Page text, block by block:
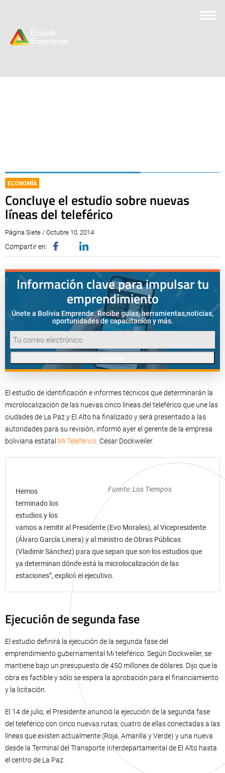
ECONOMÍA
Concluye el estudio sobre nuevas
líneas del teleférico
Página Siete / Octubre 10, 2014
Compartir en:
Información clave para impulsar tu
emprendimiento
Únete a Bolivia Emprende. Recibe guías, herramientas,noticias,
oportunidades de capacitación y más.
El estudio de identificación e informes técnicos que determinarán la
microlocalización de las nuevas cinco líneas del teleférico que une las
ciudades de La Paz y El Alto ha finalizado y será presentado a las
autoridades para su revisión, informó ayer el gerente de la empresa
boliviana estatal Mi Teleférico, César Dockweiler.
Fuente: Los Tiempos
Hemos
terminado los
estudios y los
vamos a remitir al Presidente (Evo Morales), al Vicepresidente
(Álvaro García Linera) y al ministro de Obras Públicas
(Vladimir Sánchez) para que sepan que son los estudios que
ya determinan dónde está la microlocalización de las
estaciones”, explicó el ejecutivo.
Ejecución de segunda fase
El estudio definirá la ejecución de la segunda fase del
emprendimiento gubernamental Mi teleférico. Según Dockweiler, se
mantiene bajo un presupuesto de 450 millones de dólares. Dijo que la
obra es factible y sólo se espera la aprobación para el financiamiento
y la licitación.
El 14 de julio, el Presidente anunció la ejecución de la segunda fase
del teleférico con cinco nuevas rutas; cuatro de ellas conectadas a las
líneas que existen actualmente (Roja, Amarilla y Verde) y una nueva
desde la Terminal del Transporte Interdepartamental de El Alto hasta
el centro de La Paz.